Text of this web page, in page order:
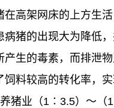
高架网床的上方生
病猪的出现大为降低
产生的毒素，而排泄
饲料较高的转化率，
猪业（1∶3.5）～（